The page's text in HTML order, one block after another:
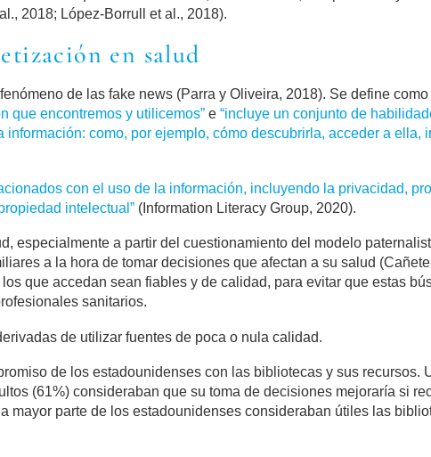
2018; López-Borrull et al., 2018).
en salud
de las fake news (Parra y Oliveira, 2018). Se define como
que encontremos y utilicemos” e “incluye un conjunto de
como, por ejemplo, cómo descubrirla, acceder a ella,
con el uso de la información, incluyendo la privacidad,
intelectual” (Information Literacy Group, 2020).
especialmente a partir del cuestionamiento del modelo
a la hora de tomar decisiones que afectan a su salud
que accedan sean fiables y de calidad, para evitar que estas
sanitarios.
de utilizar fuentes de poca o nula calidad.
de los estadounidenses con las bibliotecas y sus recursos.
(61%) consideraban que su toma de decisiones mejoraría si
mayor parte de los estadounidenses consideraban útiles las